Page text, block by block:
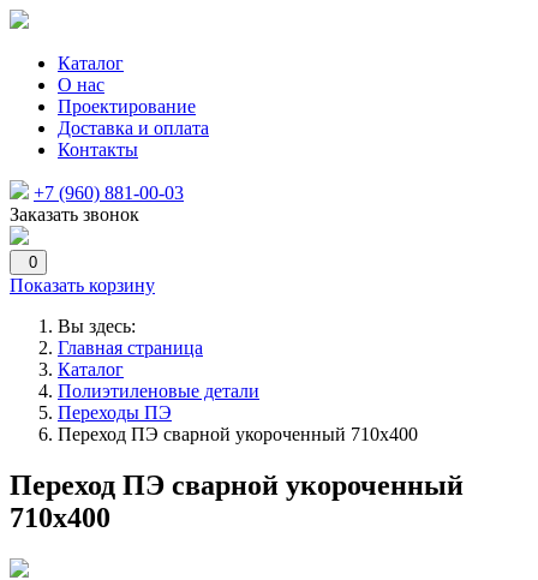
Каталог
О нас
Проектирование
Доставка и оплата
Контакты
+7 (960) 881-00-03
Заказать звонок
0
Показать корзину
Вы здесь:
Главная страница
Каталог
Полиэтиленовые детали
Переходы ПЭ
Переход ПЭ сварной укороченный 710х400
Переход ПЭ сварной укороченный
710х400